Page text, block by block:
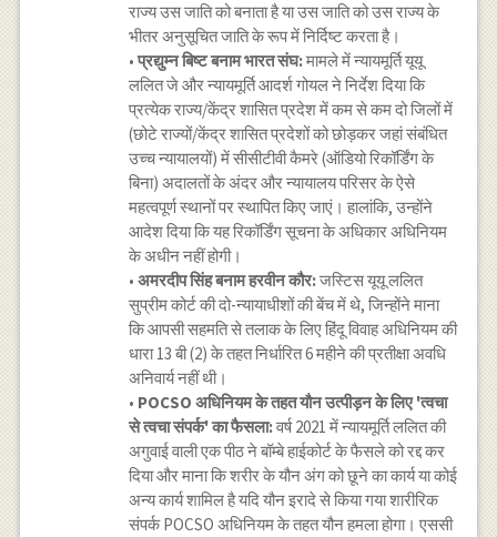
राज्य उस जाति को बनाता है या उस जाति को उस राज्य के
भीतर अनुसूचित जाति के रूप में निर्दिष्ट करता है।
• प्रद्युम्न बिष्ट बनाम भारत संघ:मामले में न्यायमूर्ति यूयू
ललित जे और न्यायमूर्ति आदर्श गोयल ने निर्देश दिया कि
प्रत्येक राज्य/केंद्र शासित प्रदेश में कम से कम दो जिलों में
(छोटे राज्यों/केंद्र शासित प्रदेशों को छोड़कर जहां संबंधित
उच्च न्यायालयों) में सीसीटीवी कैमरे (ऑडियो रिकॉर्डिंग के
बिना) अदालतों के अंदर और न्यायालय परिसर के ऐसे
महत्वपूर्ण स्थानों पर स्थापित किए जाएं। हालांकि, उन्होंने
आदेश दिया कि यह रिकॉर्डिंग सूचना के अधिकार अधिनियम
के अधीन नहीं होगी।
• अमरदीप सिंह बनाम हरवीन कौर:जस्टिस यूयू ललित
सुप्रीम कोर्ट की दो-न्यायाधीशों की बेंच में थे, जिन्होंने माना
कि आपसी सहमति से तलाक के लिए हिंदू विवाह अधिनियम की
धारा 13 बी (2) के तहत निर्धारित 6 महीने की प्रतीक्षा अवधि
अनिवार्य नहीं थी।
• POCSO अधिनियम के तहत यौन उत्पीड़न के लिए 'त्वचा
से त्वचा संपर्क' का फैसला:वर्ष 2021 में न्यायमूर्ति ललित की
अगुवाई वाली एक पीठ ने बॉम्बे हाईकोर्ट के फैसले को रद्द कर
दिया और माना कि शरीर के यौन अंग को छूने का कार्य या कोई
अन्य कार्य शामिल है यदि यौन इरादे से किया गया शारीरिक
संपर्क POCSO अधिनियम के तहत यौन हमला होगा। एससी